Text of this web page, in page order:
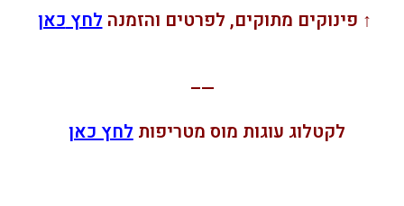
↑ פינוקים מתוקים, לפרטים והזמנהלחץכאן
—–
לקטלוג עוגות מוס מטריפותלחץ כאן